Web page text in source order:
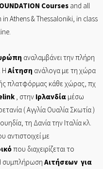
Courses and all
Athens & Thessaloniki, in class
αναλαμβάνει την πλήρη
Η Αίτηση ανάλογα με τη χώρα
πλατφόρμας κάθε χώρας, πχ
, στην Ιρλανδία μέσω
( Αγγλία Ουαλία Σκωτία )
τη Δανία την Ιταλία κλ.
αντιστοιχεί με
που διαχειρίζεται το
συμπλήρωση Αιτήσεων για